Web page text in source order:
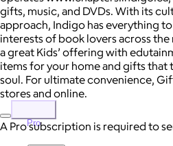
gifts, music, and DVDs. With its
approach, Indigo has everything
interests of book lovers across
a great Kids’ offering with
items for your home and gifts that
soul. For ultimate convenience,
stores and online.
Pro
A Pro subscription is required to